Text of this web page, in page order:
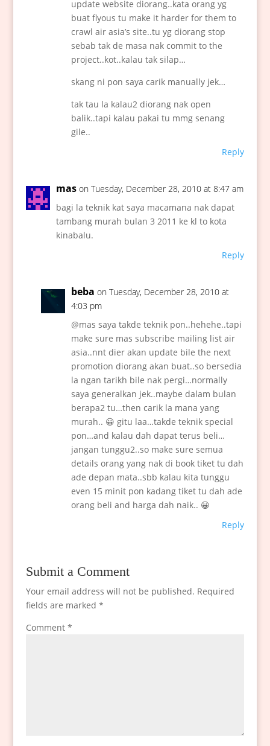
update website diorang..kata orang yg
buat flyous tu make it harder for them to
crawl air asia’s site..tu yg diorang stop
sebab tak de masa nak commit to the
project..kot..kalau tak silap…
skang ni pon saya carik manually jek…
tak tau la kalau2 diorang nak open
balik..tapi kalau pakai tu mmg senang
gile..
Reply
mas on Tuesday, December 28, 2010 at 8:47 am
bagi la teknik kat saya macamana nak dapat
tambang murah bulan 3 2011 ke kl to kota
kinabalu.
Reply
beba on Tuesday, December 28, 2010 at
4:03 pm
@mas saya takde teknik pon..hehehe..tapi
make sure mas subscribe mailing list air
asia..nnt dier akan update bile the next
promotion diorang akan buat..so bersedia
la ngan tarikh bile nak pergi…normally
saya generalkan jek..maybe dalam bulan
berapa2 tu…then carik la mana yang
murah.. 😀 gitu laa…takde teknik special
pon…and kalau dah dapat terus beli…
jangan tunggu2..so make sure semua
details orang yang nak di book tiket tu dah
ade depan mata..sbb kalau kita tunggu
even 15 minit pon kadang tiket tu dah ade
orang beli and harga dah naik.. 😀
Reply
Submit a Comment
Your email address will not be published. Required
fields are marked *
Comment *